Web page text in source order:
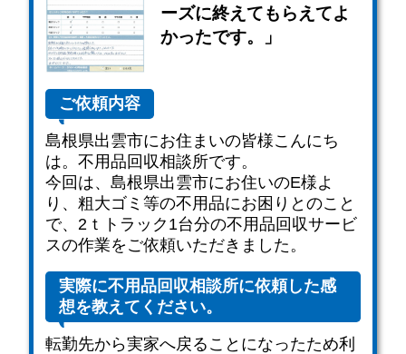
ーズに終えてもらえてよ
かったです。」
ご依頼内容
島根県出雲市にお住まいの皆様こんにち
は。不用品回収相談所です。
今回は、島根県出雲市にお住いのE様よ
り、粗大ゴミ等の不用品にお困りとのこと
で、2ｔトラック1台分の不用品回収サービ
スの作業をご依頼いただきました。
実際に不用品回収相談所に依頼した感
想を教えてください。
転勤先から実家へ戻ることになったため利